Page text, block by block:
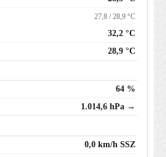
27,8 / 28,9 °C
32,2 °C
28,9 °C
64 %
1.014,6 hPa →
0,0 km/h SSZ